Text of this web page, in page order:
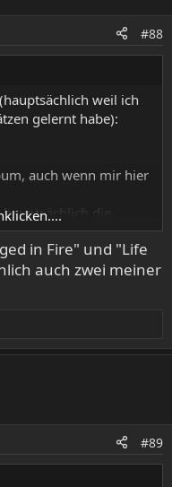
#88
weil ich
gelernt habe):
auch wenn mir hier
die
eher doomiges
Zombies die
noch so
Machart mit den
mehr so schnell
Platte und Morgoth's
in Fire" und "Life
auch zwei meiner
#89